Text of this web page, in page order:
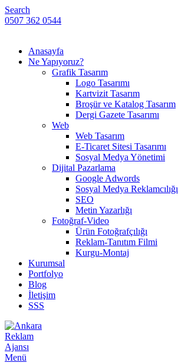
Search
0507 362 0544
Anasayfa
Ne Yapıyoruz?
Grafik Tasarım
Logo Tasarımı
Kartvizit Tasarım
Broşür ve Katalog Tasarım
Dergi Gazete Tasarımı
Web
Web Tasarım
E-Ticaret Sitesi Tasarımı
Sosyal Medya Yönetimi
Dijital Pazarlama
Google Adwords
Sosyal Medya Reklamcılığı
SEO
Metin Yazarlığı
Fotoğraf-Video
Ürün Fotoğrafçılığı
Reklam-Tanıtım Filmi
Kurgu-Montaj
Kurumsal
Portfolyo
Blog
İletişim
SSS
Menü